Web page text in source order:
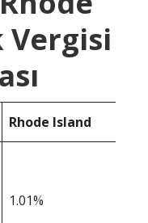
Vergisi
Rhode Island
1.01%